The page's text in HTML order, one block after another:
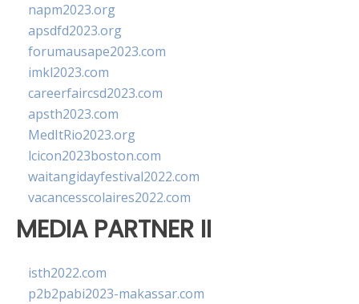
napm2023.org
apsdfd2023.org
forumausape2023.com
imkl2023.com
careerfaircsd2023.com
apsth2023.com
MedItRio2023.org
lcicon2023boston.com
waitangidayfestival2022.com
vacancesscolaires2022.com
MEDIA PARTNER II
isth2022.com
p2b2pabi2023-makassar.com